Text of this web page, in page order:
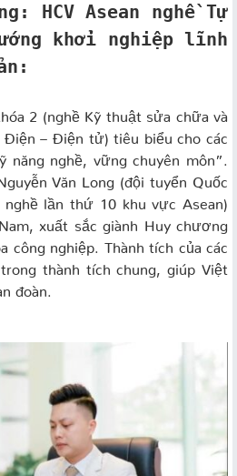
HCV Asean nghề Tự
khởi nghiệp lĩnh
2 (nghề Kỹ thuật sửa chữa và
Điện – Điện tử) tiêu biểu cho các
năng nghề, vững chuyên môn”.
Văn Long (đội tuyển Quốc
lần thứ 10 khu vực Asean)
xuất sắc giành Huy chương
công nghiệp. Thành tích của các
thành tích chung, giúp Việt
đoàn.